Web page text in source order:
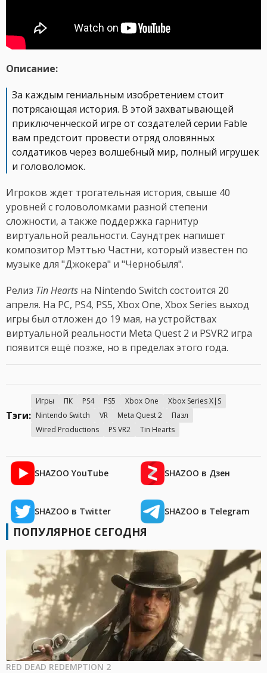
Описание:
За каждым гениальным изобретением стоит
потрясающая история. В этой захватывающей
приключенческой игре от создателей серии Fable
вам предстоит провести отряд оловянных
солдатиков через волшебный мир, полный игрушек
и головоломок.
Игроков ждет трогательная история, свыше 40
уровней с головоломками разной степени
сложности, а также поддержка гарнитур
виртуальной реальности. Саундтрек напишет
композитор Мэттью Частни, который известен по
музыке для "Джокера" и "Чернобыля".
Релиз Tin Hearts на Nintendo Switch состоится 20
апреля. На PC, PS4, PS5, Xbox One, Xbox Series выход
игры был отложен до 19 мая, на устройствах
виртуальной реальности Meta Quest 2 и PSVR2 игра
появится ещё позже, но в пределах этого года.
Тэги:
Игры ПК PS4 PS5 Xbox One
Xbox Series X|S
Nintendo Switch
VR Meta Quest 2
Пазл
Wired Productions
PS VR2 Tin Hearts
SHAZOO YouTube SHAZOO в Дзен
SHAZOO в Twitter SHAZOO в Telegram
ПОПУЛЯРНОЕ СЕГОДНЯ
RED DEAD REDEMPTION 2